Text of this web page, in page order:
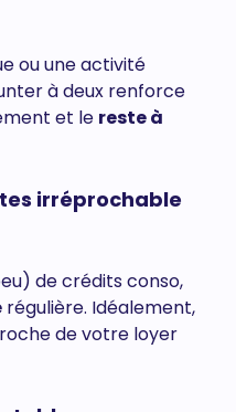
ou une activité
à deux renforce
et le reste à
irréprochable
de crédits conso,
régulière. Idéalement,
de votre loyer